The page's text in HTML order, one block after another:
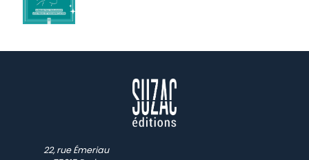
22, rue Émeriau